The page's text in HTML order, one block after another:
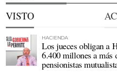
VISTO
HACIENDA
Los jueces obligan a
6.400 millones a más
pensionistas